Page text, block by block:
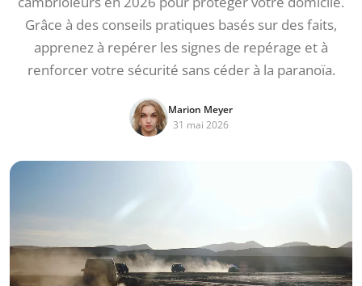
Grâce à des conseils pratiques basés sur des faits,
apprenez à repérer les signes de repérage et à
renforcer votre sécurité sans céder à la paranoïa.
Marion Meyer
31 mai 2026